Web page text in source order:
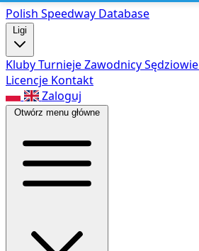
Polish Speedway Database
Ligi
KlubyTurniejeZawodnicySędziowie
Licencje Kontakt
Zaloguj
Otwórz menu główne